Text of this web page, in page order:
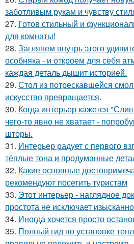
заботливым рукам и чувству
27. Готов стильный и
для комнаты!
28. Заглянем внутрь этого
особняка - и откроем для себя
каждая деталь дышит историей.
29. Стол из потрескавшейся
искусство превращается.
30. Когда интерьер кажется
чего-то явно не хватает -
шторы.
31. Интерьер радует с первого
тёплые тона и продуманные
32. Какие основные
рекомендуют посетить туристам
33. Этот интерьер - наглядное
простота не исключает
34. Иногда хочется просто
35. Полный гид по установке